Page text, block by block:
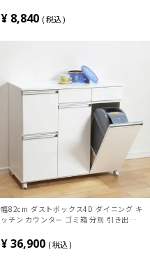
¥ 8,840 税込
幅82cm ダストボックス4D ダイニング キ
ッチン カウンター ゴミ箱 分別 引き出し
ホワイト ブラウン
¥36,900 税込